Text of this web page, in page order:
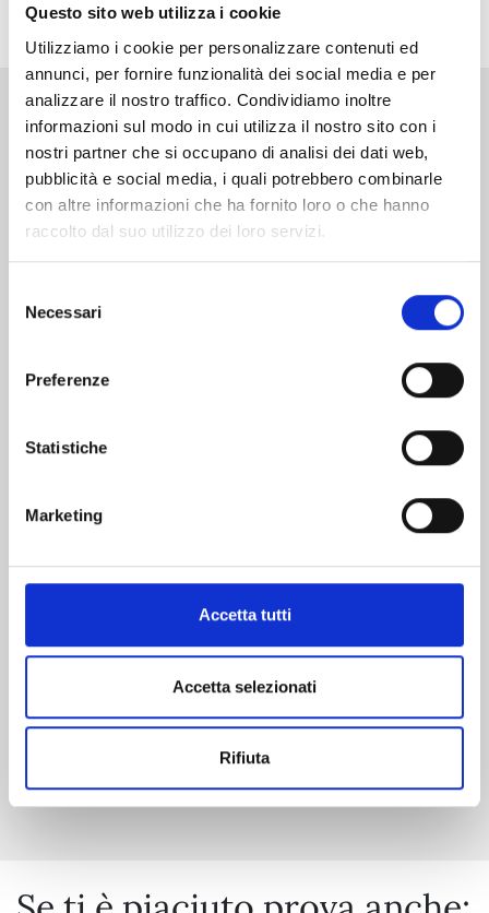
Questo sito web utilizza i cookie
Utilizziamo i cookie per personalizzare contenuti ed
annunci, per fornire funzionalità dei social media e per
analizzare il nostro traffico. Condividiamo inoltre
informazioni sul modo in cui utilizza il nostro sito con i
nostri partner che si occupano di analisi dei dati web,
pubblicità e social media, i quali potrebbero combinarle
con altre informazioni che ha fornito loro o che hanno
raccolto dal suo utilizzo dei loro servizi.
delNecessari
Preferenze
Statistiche
Marketing
Accetta tutti
Accetta selezionati
Rifiuta
maestro Kyotaro Azuma!
Altri volumi della serie
29/09/2026
€ 6,90
Mostra tutto